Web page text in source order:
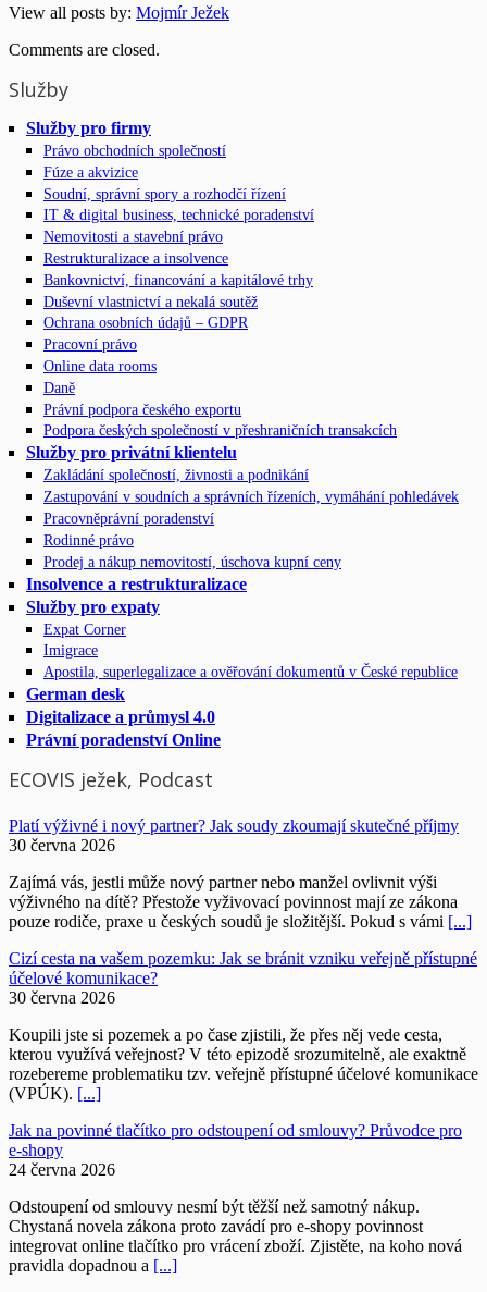
View all posts by: Mojmír Ježek
Comments are closed.
Služby
Služby pro firmy
Právo obchodních společností
Fúze a akvizice
Soudní, správní spory a rozhodčí řízení
IT & digital business, technické poradenství
Nemovitosti a stavební právo
Restrukturalizace a insolvence
Bankovnictví, financování a kapitálové trhy
Duševní vlastnictví a nekalá soutěž
Ochrana osobních údajů – GDPR
Pracovní právo
Online data rooms
Daně
Právní podpora českého exportu
Podpora českých společností v přeshraničních transakcích
Služby pro privátní klientelu
Zakládání společností, živnosti a podnikání
Zastupování v soudních a správních řízeních, vymáhání pohledávek
Pracovněprávní poradenství
Rodinné právo
Prodej a nákup nemovitostí, úschova kupní ceny
Insolvence a restrukturalizace
Služby pro expaty
Expat Corner
Imigrace
Apostila, superlegalizace a ověřování dokumentů v České republice
German desk
Digitalizace a průmysl 4.0
Právní poradenství Online
ECOVIS ježek, Podcast
Platí výživné i nový partner? Jak soudy zkoumají skutečné příjmy
30 června 2026
Zajímá vás, jestli může nový partner nebo manžel ovlivnit výši
výživného na dítě? Přestože vyživovací povinnost mají ze zákona
pouze rodiče, praxe u českých soudů je složitější. Pokud s vámi [...]
Cizí cesta na vašem pozemku: Jak se bránit vzniku veřejně přístupné
účelové komunikace?
30 června 2026
Koupili jste si pozemek a po čase zjistili, že přes něj vede cesta,
kterou využívá veřejnost? V této epizodě srozumitelně, ale exaktně
rozebereme problematiku tzv. veřejně přístupné účelové komunikace
(VPÚK). [...]
Jak na povinné tlačítko pro odstoupení od smlouvy? Průvodce pro
e-shopy
24 června 2026
Odstoupení od smlouvy nesmí být těžší než samotný nákup.
Chystaná novela zákona proto zavádí pro e-shopy povinnost
integrovat online tlačítko pro vrácení zboží. Zjistěte, na koho nová
pravidla dopadnou a [...]